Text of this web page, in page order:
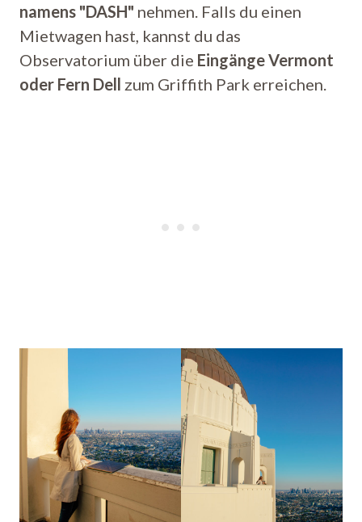
namens "DASH" nehmen. Falls du einen
Mietwagen hast, kannst du das
Observatorium über die Eingänge Vermont
oder Fern Dell zum Griffith Park erreichen.